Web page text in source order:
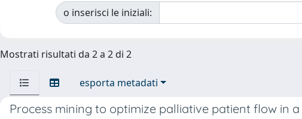
o inserisci le iniziali:
Mostrati risultati da 2 a 2 di 2
esporta metadati
Process mining to optimize palliative patient flow in